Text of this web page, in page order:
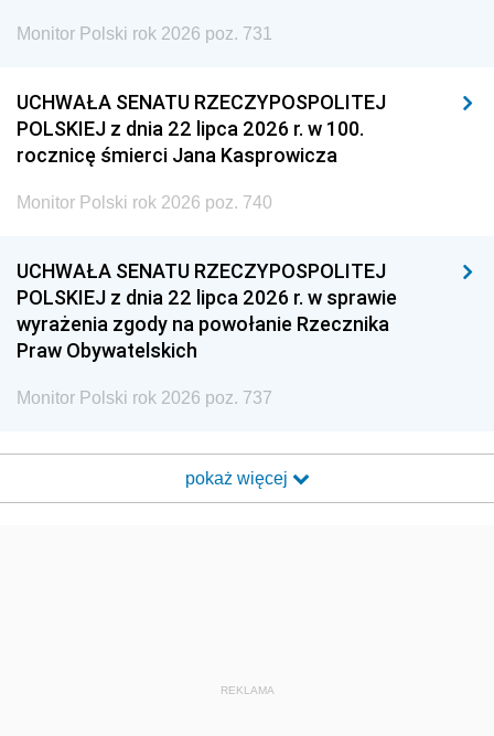
Monitor Polski rok 2026 poz. 731
UCHWAŁA SENATU RZECZYPOSPOLITEJ
POLSKIEJ z dnia 22 lipca 2026 r. w 100.
rocznicę śmierci Jana Kasprowicza
Monitor Polski rok 2026 poz. 740
UCHWAŁA SENATU RZECZYPOSPOLITEJ
POLSKIEJ z dnia 22 lipca 2026 r. w sprawie
wyrażenia zgody na powołanie Rzecznika
Praw Obywatelskich
Monitor Polski rok 2026 poz. 737
pokaż więcej
REKLAMA